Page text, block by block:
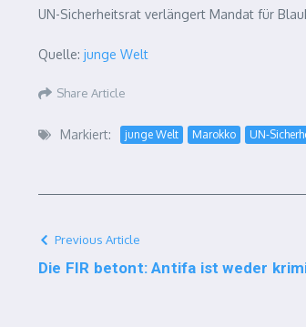
UN-Sicherheitsrat verlängert Mandat für
Quelle: junge Welt
Share Article
Markiert: junge Welt Marokko UN-
Previous Article
Die FIR betont: Antifa ist weder